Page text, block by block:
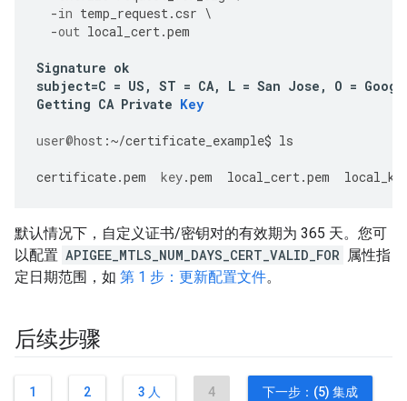
-in temp_request.csr \
-out local_cert.pem
Signature ok
subject=C = US , ST = CA, L = San Jose , O =
Getting CA Private Key
user@host :~/certificate_example$ ls
certificate.pem key.pem local_cert.pem
默认情况下，自定义证书/密钥对的有效期为 365 天。您可
以配置 APIGEE_MTLS_NUM_DAYS_CERT_VALID_FOR 属性指
定日期范围，如 第 1 步：更新配置文件。
后续步骤
1 2 3 人 4 下一步：(5) 集成